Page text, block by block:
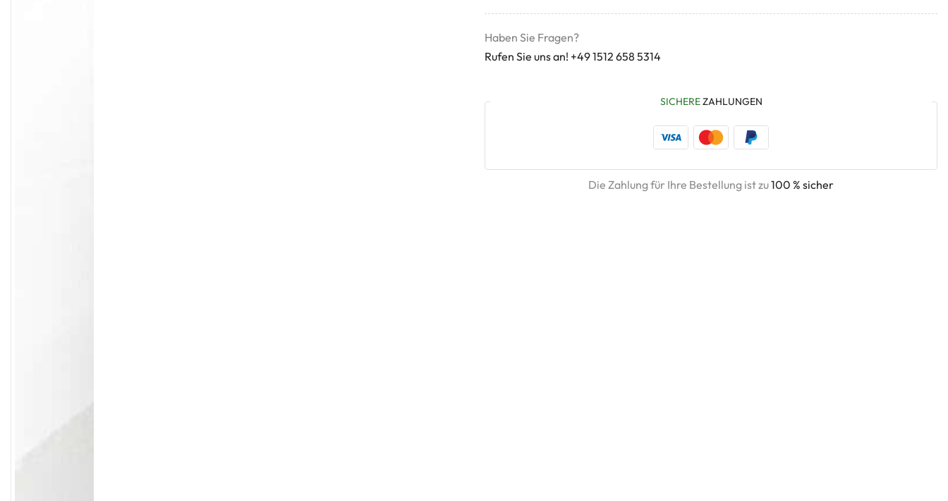
Haben Sie Fragen?
Rufen Sie uns an! +49 1512 658 5314
SICHEREZAHLUNGEN
Die Zahlung für Ihre Bestellung ist zu100 % sicher